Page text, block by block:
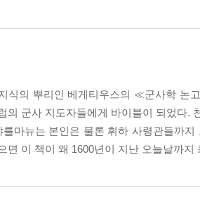
식의 뿌리인 베게티우스의 ≪군사학 논
의 군사 지도자들에게 바이블이 되었다.
를마뉴는 본인은 물론 휘하 사령관들까
면 이 책이 왜 1600년이 지난 오늘날까